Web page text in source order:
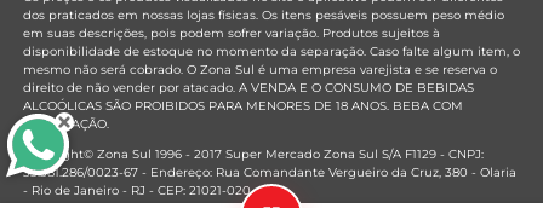
dos praticados em nossas lojas físicas. Os itens pesáveis possuem peso médio
em suas descrições, pois podem sofrer variação. Produtos sujeitos à
disponibilidade de estoque no momento da separação. Caso falte algum item, o
mesmo não será cobrado. O Zona Sul é uma empresa varejista e se reserva o
direito de não vender por atacado. A VENDA E O CONSUMO DE BEBIDAS
ALCOÓLICAS SÃO PROIBIDOS PARA MENORES DE 18 ANOS. BEBA COM
MODERAÇÃO.
Copyright© Zona Sul 1996 - 2017 Super Mercado Zona Sul S/A F1129 - CNPJ:
33.381.286/0023-67 - Endereço: Rua Comandante Vergueiro da Cruz, 380 - Olaria
- Rio de Janeiro - RJ - CEP: 21021-020